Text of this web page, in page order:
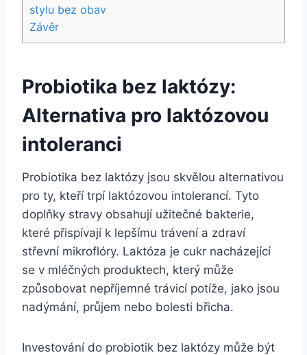
stylu bez obav
Závěr
Probiotika bez laktózy:
Alternativa pro laktózovou
intoleranci
Probiotika bez laktózy jsou skvělou alternativou
pro ty, kteří trpí laktózovou intolerancí. Tyto
doplňky stravy obsahují užitečné bakterie,
které přispívají k lepšímu trávení a zdraví
střevní mikroflóry. Laktóza je cukr nacházející
se v mléčných produktech, který může
způsobovat nepříjemné trávicí potíže, jako jsou
nadýmání, průjem nebo bolesti břicha.
Investování do probiotik bez laktózy může být